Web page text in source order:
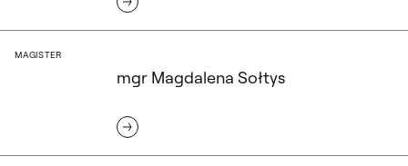
mgr Magdalena Sołtys
MAGISTER
mgr Magdalena Sołtys